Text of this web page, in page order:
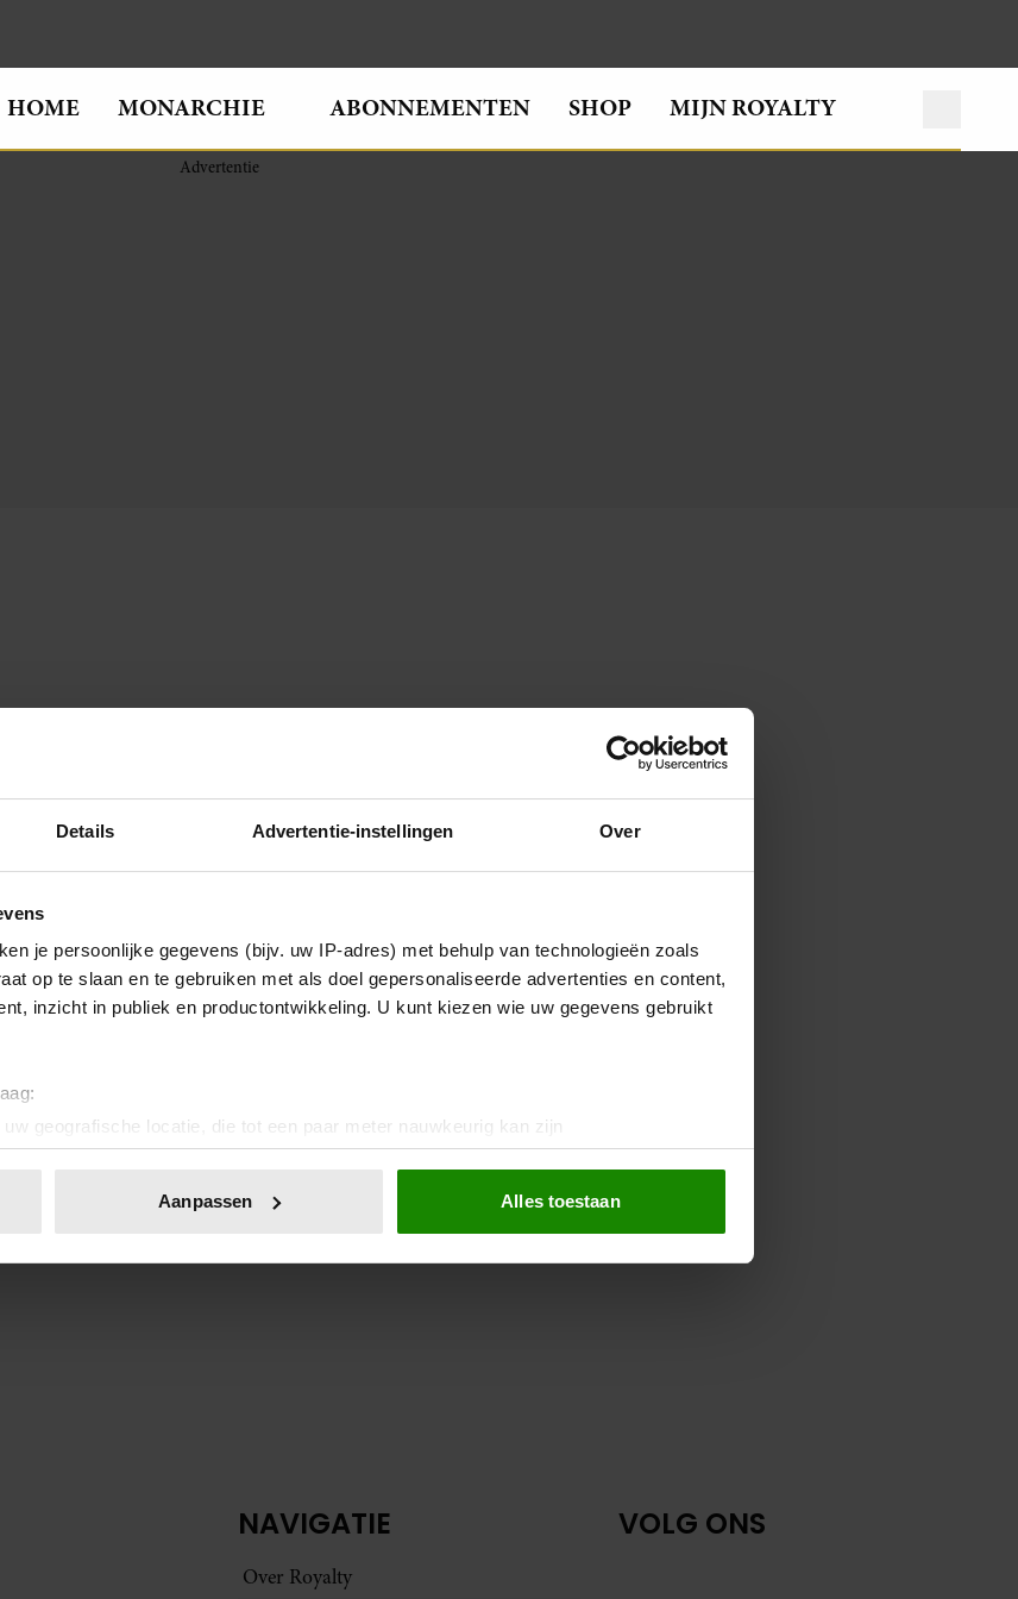
Details Advertentie-instellingen Over
je persoonlijke gegevens (bijv. uw IP-adres) met behulp van technologieën zoals
op te slaan en te gebruiken met als doel gepersonaliseerde advertenties en content,
inzicht in publiek en productontwikkeling. U kunt kiezen wie uw gegevens gebruikt
geografische locatie, die tot een paar meter nauwkeurig kan zijn
het actief te scannen op specifieke eigenschappen (fingerprinting)
of intrekken in de Cookieverklaring.
Aanpassen Alles toestaan
HOME MONARCHIE ABONNEMENTEN SHOP MIJN ROYALTY
NAVIGATIE
Over Royalty
VOLG ONS